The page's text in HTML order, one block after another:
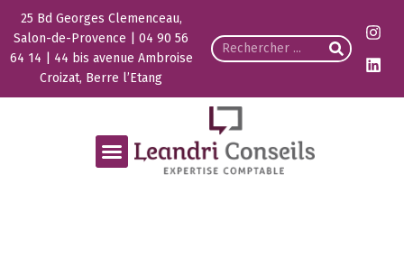
25 Bd Georges Clemenceau,
Salon-de-Provence | 04 90 56
64 14 | 44 bis avenue Ambroise
Croizat, Berre l’Etang